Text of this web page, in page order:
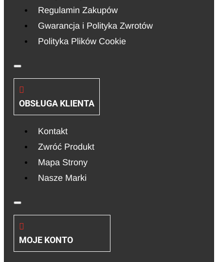
Regulamin Zakupów
Gwarancja i Polityka Zwrotów
Polityka Plików Cookie
OBSŁUGA KLIENTA
Kontakt
Zwróć Produkt
Mapa Strony
Nasze Marki
MOJE KONTO